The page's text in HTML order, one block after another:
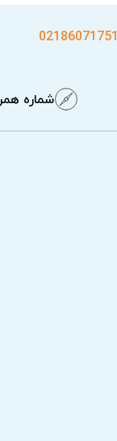
02186071751
شماره